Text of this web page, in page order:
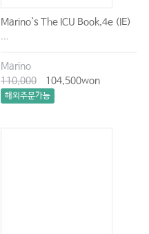
Marino`s The ICU Book,4e (IE)
...
Marino
110,000
104,500won
해외주문가능